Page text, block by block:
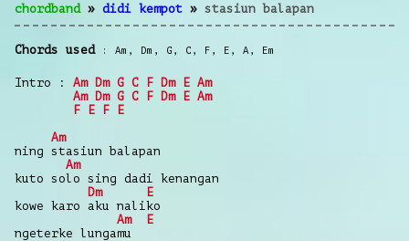
chordband» didi kempot » stasiun balapan
Chords used Am , Dm , G , C , F , E , A , Em
Intro : Am Dm G C F Dm E Am
Am Dm G C F Dm E Am
F
E F
E
Am
ning stasiun balapan
Am
kuto solo sing dadi kenangan
Dm
E
kowe karo aku naliko
Am
E
ngeterke lungamu